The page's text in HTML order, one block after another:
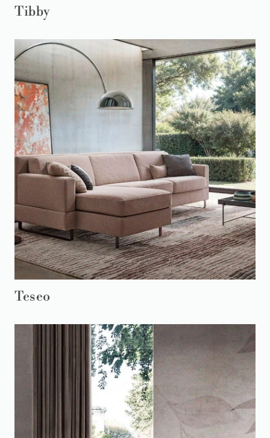
Tibby
Teseo